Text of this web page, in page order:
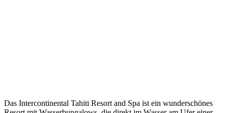
Das Intercontinental Tahiti Resort and Spa ist ein wunderschönes